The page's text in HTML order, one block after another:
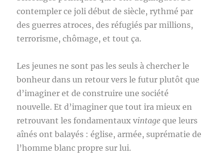
contempler ce joli début de siècle, rythmé par
des guerres atroces, des réfugiés par millions,
terrorisme, chômage, et tout ça.
Les jeunes ne sont pas les seuls à chercher le
bonheur dans un retour vers le futur plutôt que
d’imaginer et de construire une société
nouvelle. Et d’imaginer que tout ira mieux en
retrouvant les fondamentaux vintage que leurs
aînés ont balayés : église, armée, suprématie de
l’homme blanc propre sur lui.